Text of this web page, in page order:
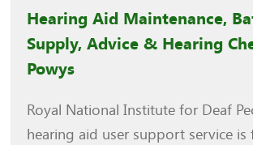
Hearing Aid Maintenance,
Supply, Advice & Hearing
Powys
Royal National Institute for Deaf
hearing aid user support service